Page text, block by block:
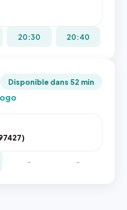
20:30 20:40
Disponible dans 52 min
- -